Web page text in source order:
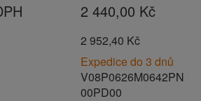
2 440,00 Kč
2 952,40 Kč
Expedice do 3 dnů
V08P0626M0642PN
00PD00